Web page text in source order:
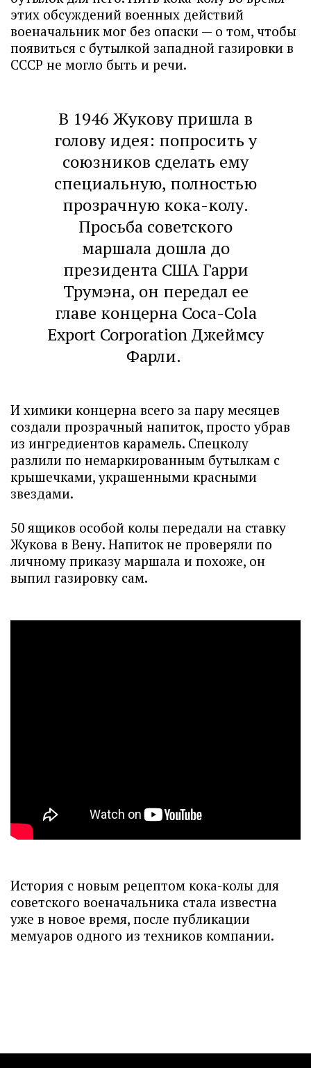
этих обсуждений военных действий
военачальник мог без опаски — о том, чтобы
появиться с бутылкой западной газировки в
СССР не могло быть и речи.
В 1946 Жукову пришла в
голову идея: попросить у
союзников сделать ему
специальную, полностью
прозрачную кока-колу.
Просьба советского
маршала дошла до
президента США Гарри
Трумэна, он передал ее
главе концерна Coca-Cola
Export Corporation Джеймсу
Фарли.
И химики концерна всего за пару месяцев
создали прозрачный напиток, просто убрав
из ингредиентов карамель. Спецколу
разлили по немаркированным бутылкам с
крышечками, украшенными красными
звездами.
50 ящиков особой колы передали на ставку
Жукова в Вену. Напиток не проверяли по
личному приказу маршала и похоже, он
выпил газировку сам.
История с новым рецептом кока-колы для
советского военачальника стала известна
уже в новое время, после публикации
мемуаров одного из техников компании.